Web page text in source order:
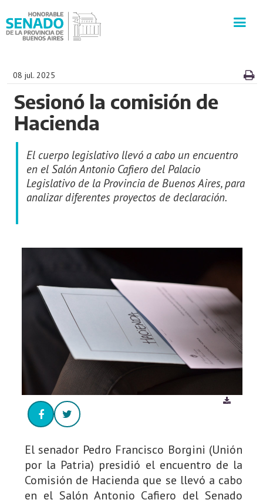
SECRETARÍAS
CULTURA
VISITAS GUIADAS
08 jul. 2025
Sesionó la comisión de
Hacienda
El cuerpo legislativo llevó a cabo un encuentro
en el Salón Antonio Cafiero del Palacio
Legislativo de la Provincia de Buenos Aires, para
analizar diferentes proyectos de declaración.
El senador Pedro Francisco Borgini (Unión
por la Patria) presidió el encuentro de la
Comisión de Hacienda que se llevó a cabo
en el Salón Antonio Cafiero del Senado